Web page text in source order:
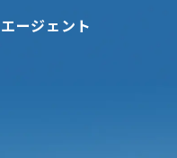
ージェント